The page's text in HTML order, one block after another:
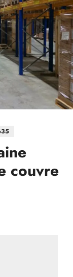
couvre